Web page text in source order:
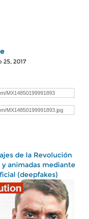
25, 2017
de la Revolución
animadas mediante
(deepfakes)